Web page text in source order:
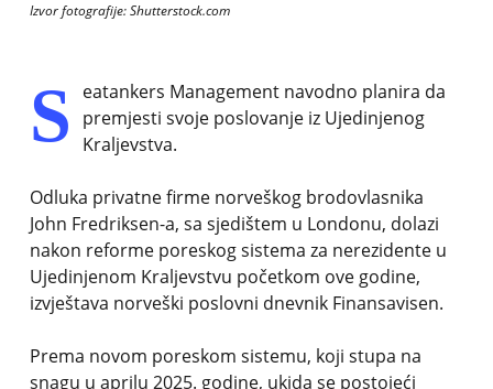
Izvor fotografije: Shutterstock.com
S
eatankers Management navodno planira da
premjesti svoje poslovanje iz Ujedinjenog
Kraljevstva.
Odluka privatne firme norveškog brodovlasnika
John Fredriksen-a, sa sjedištem u Londonu, dolazi
nakon reforme poreskog sistema za nerezidente u
Ujedinjenom Kraljevstvu početkom ove godine,
izvještava norveški poslovni dnevnik Finansavisen.
Prema novom poreskom sistemu, koji stupa na
snagu u aprilu 2025. godine, ukida se postojeći